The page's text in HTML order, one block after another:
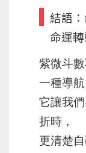
結語
命運
紫微斗
一種導航
它讓我
折時，
更清楚